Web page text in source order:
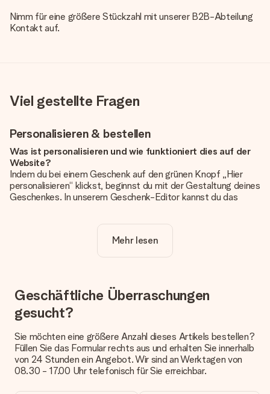
Nimm für eine größere Stückzahl mit unserer B2B-Abteilung
Kontakt auf.
Viel gestellte Fragen
Personalisieren & bestellen
Was ist personalisieren und wie funktioniert dies auf der
Website?
Indem du bei einem Geschenk auf den grünen Knopf „Hier
personalisieren“ klickst, beginnst du mit der Gestaltung deines
Geschenkes. In unserem Geschenk-Editor kannst du das
noch eines unserer angebotenen Designs, um deinem
Geschenk die perfekte Ausstrahlung zu verleihen.
Personalisierung. So ist und bleibt es übersichtlich!
Hat mein Foto die richtige Qualität?
Wir möchten sicherstellen, dass du mit deinem Geschenk
rundum zufrieden bist. Deshalb ist es wichtig, qualitativ
hochwertige Fotos zu verwenden. Wenn du dir nicht sicher
bist, ob dein Bild die erforderliche Qualität aufweist, wende
dich bitte an unseren Kundenservice und füge dein Foto
möchtest. Unser Kundenservice kann dann die Qualität für
Mehr lesen
Geschäftliche Überraschungen
gesucht?
Sie möchten eine größere Anzahl dieses Artikels bestellen?
Füllen Sie das Formular rechts aus und erhalten Sie innerhalb
von 24 Stunden ein Angebot. Wir sind an Werktagen von
08.30 - 17.00 Uhr telefonisch für Sie erreichbar.